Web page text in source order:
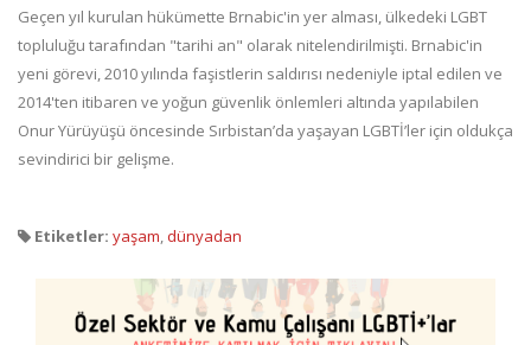
Geçen yıl kurulan hükümette Brnabic'in yer alması, ülkedeki LGBT
topluluğu tarafından "tarihi an" olarak nitelendirilmişti. Brnabic'in
yeni görevi, 2010 yılında faşistlerin saldırısı nedeniyle iptal edilen ve
2014'ten itibaren ve yoğun güvenlik önlemleri altında yapılabilen
Onur Yürüyüşü öncesinde Sırbistan’da yaşayan LGBTİ’ler için oldukça
sevindirici bir gelişme.
Etiketler: yaşam,dünyadan